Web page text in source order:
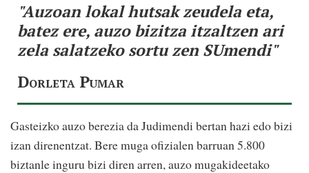
"Auzoan lokal hutsak zeudela eta,
batez ere, auzo bizitza itzaltzen ari
zela salatzeko sortu zen SUmendi"
Dorleta Pumar
Gasteizko auzo berezia da Judimendi bertan hazi edo bizi
izan direnentzat. Bere muga ofizialen barruan 5.800
biztanle inguru bizi diren arren, auzo mugakideetako